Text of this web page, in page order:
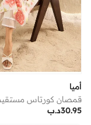
أميا
د.ب30.95